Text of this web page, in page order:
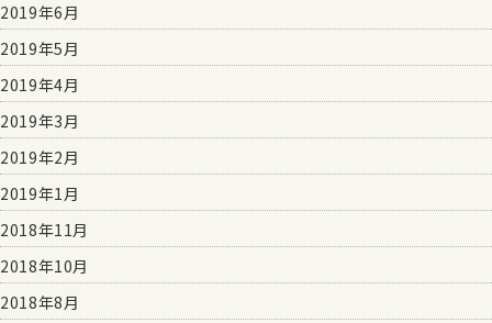
2019年6月
2019年5月
2019年4月
2019年3月
2019年2月
2019年1月
2018年11月
2018年10月
2018年8月